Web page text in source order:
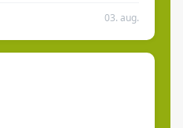
03. aug.